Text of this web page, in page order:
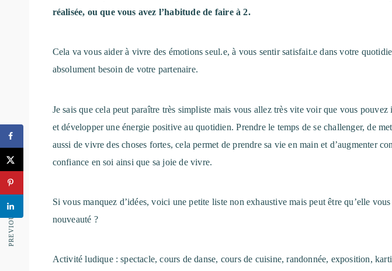
réalisée, ou que vous avez l’habitude de faire à 2.
Cela va vous aider à vivre des émotions seul.e, à vous sentir satisfait.e dans votre
absolument besoin de votre partenaire.
Je sais que cela peut paraître très simpliste mais vous allez très vite voir que vous
et développer une énergie positive au quotidien. Prendre le temps de se challenger, de
aussi de vivre des choses fortes, cela permet de prendre sa vie en main et d’augmenter
confiance en soi ainsi que sa joie de vivre.
Si vous manquez d’idées, voici une petite liste non exhaustive mais peut être qu’elle
nouveauté ?
Activité ludique : spectacle, cours de danse, cours de cuisine, randonnée, exposition,
PREVIOUS ARTICLE